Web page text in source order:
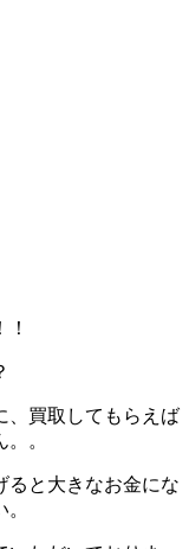
、買取してもらえば
。
ると大きなお金にな